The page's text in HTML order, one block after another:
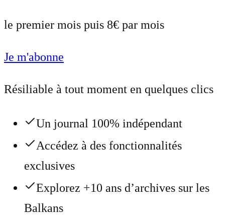
le premier mois puis 8€ par mois
Je m'abonne
Résiliable à tout moment en quelques clics
Un journal 100% indépendant
Accédez à des fonctionnalités
exclusives
Explorez +10 ans d’archives sur les
Balkans